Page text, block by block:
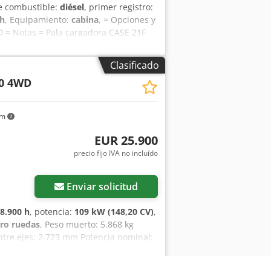
combustible: diésel, primer registro:
, Equipamiento: cabina, = Opciones y
Notas = Pala cargadora CASE 21F
cargadora compacta y potente
mantenida. La máquina está lista
reciclaje, trabajos de
con un acoplamiento rápido
permite utilizar fácilmente una
panorámica y un ambiente
XT • Año de fabricación: 2016 •
43 kW • Acoplamiento rápido
cabina cerrada Dimensiones: •
ejes: 2,08 m Una pala cargadora bien
Credpfx Aszp N Umjavjf Para
no dude en ponerse en
a través de nuestro número
vehicular (PBV): 5.500 kg
Estado técnico: muy bueno Estado
con Gerrit Haverhoek para
Clasificado
4WD
EUR 25.900
precio fijo IVA no incluído
Enviar solicitud
8.900 h, potencia: 109 kW (148,20 CV),
ruedas, Peso muerto: 5.868 kg
ejes: 2.723 mm Potencia nominal:
Número de cilindros: 6 Cilindrada: